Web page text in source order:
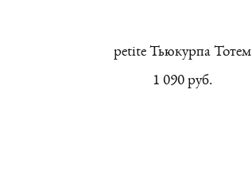
petite Тьюкурпа Тотем
1 090 pуб.